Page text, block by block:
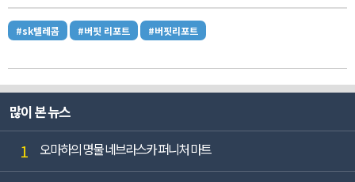
#sk텔레콤 #버핏 리포트 #버핏리포트
많이 본 뉴스
1 오마하의 명물 네브라스카 퍼니처 마트